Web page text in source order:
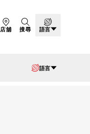
店舖 搜尋 語言
語言